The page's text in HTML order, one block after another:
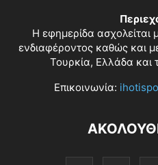
Η εφημερίδα ασχολείται
ενδιαφέροντος καθώς και
Τουρκία, Ελλάδα και
Επικοινωνία: